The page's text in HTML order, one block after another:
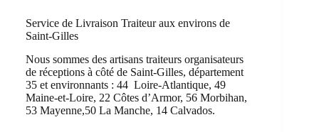
Service de Livraison Traiteur aux environs de
Saint-Gilles
Nous sommes des artisans traiteurs organisateurs
de réceptions à côté de Saint-Gilles, département
35 et environnants : 44 Loire-Atlantique, 49
Maine-et-Loire, 22 Côtes d’Armor, 56 Morbihan,
53 Mayenne,50 La Manche, 14 Calvados.